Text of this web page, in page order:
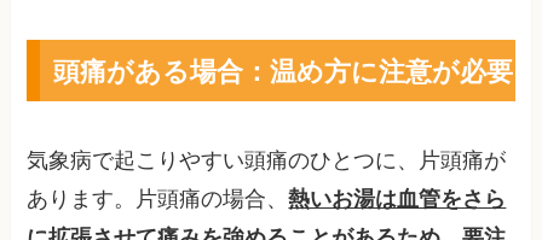
頭痛がある場合：温め方に注意が必要
気象病で起こりやすい頭痛のひとつに、片頭痛が
あります。片頭痛の場合、熱いお湯は血管をさら